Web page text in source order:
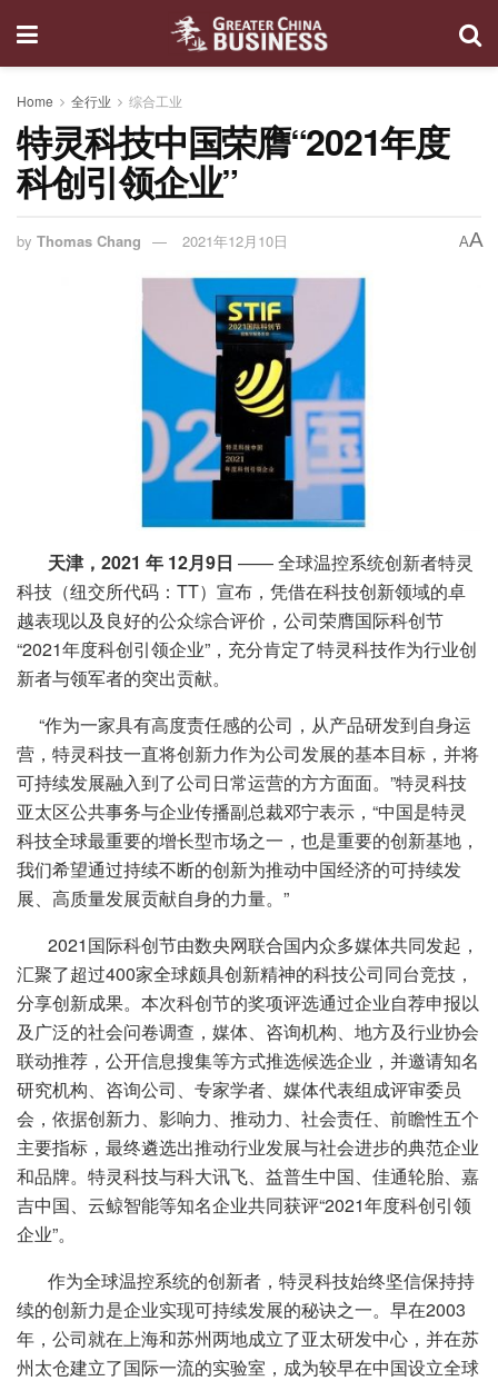
Home 全行业 综合工业
特灵科技中国荣膺“2021年度
科创引领企业”
by Thomas Chang 2021年12月10日 AA
天津，2021 年 12月9日 —— 全球温控系统创新者特灵
科技（纽交所代码：TT）宣布，凭借在科技创新领域的卓
越表现以及良好的公众综合评价，公司荣膺国际科创节
“2021年度科创引领企业”，充分肯定了特灵科技作为行业创
新者与领军者的突出贡献。
“作为一家具有高度责任感的公司，从产品研发到自身运
营，特灵科技一直将创新力作为公司发展的基本目标，并将
可持续发展融入到了公司日常运营的方方面面。”特灵科技
亚太区公共事务与企业传播副总裁邓宁表示，“中国是特灵
科技全球最重要的增长型市场之一，也是重要的创新基地，
我们希望通过持续不断的创新为推动中国经济的可持续发
展、高质量发展贡献自身的力量。”
2021国际科创节由数央网联合国内众多媒体共同发起，
汇聚了超过400家全球颇具创新精神的科技公司同台竞技，
分享创新成果。本次科创节的奖项评选通过企业自荐申报以
及广泛的社会问卷调查，媒体、咨询机构、地方及行业协会
联动推荐，公开信息搜集等方式推选候选企业，并邀请知名
研究机构、咨询公司、专家学者、媒体代表组成评审委员
会，依据创新力、影响力、推动力、社会责任、前瞻性五个
主要指标，最终遴选出推动行业发展与社会进步的典范企业
和品牌。特灵科技与科大讯飞、益普生中国、佳通轮胎、嘉
吉中国、云鲸智能等知名企业共同获评“2021年度科创引领
企业”。
作为全球温控系统的创新者，特灵科技始终坚信保持持
续的创新力是企业实现可持续发展的秘诀之一。早在2003
年，公司就在上海和苏州两地成立了亚太研发中心，并在苏
州太仓建立了国际一流的实验室，成为较早在中国设立全球